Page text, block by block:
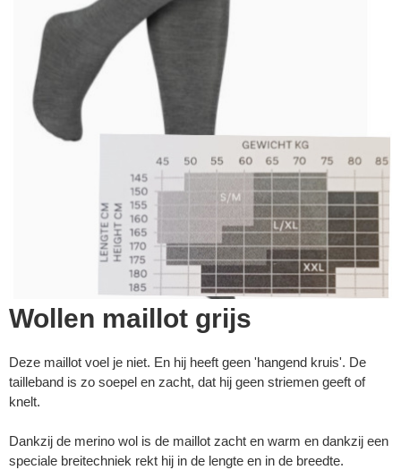
Wollen maillot grijs
Deze maillot voel je niet. En hij heeft geen 'hangend kruis'. De
tailleband is zo soepel en zacht, dat hij geen striemen geeft of
knelt.
Dankzij de merino wol is de maillot zacht en warm en dankzij een
speciale breitechniek rekt hij in de lengte en in de breedte.